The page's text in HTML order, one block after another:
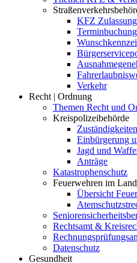
KFZ
Terminbuchung
Verkehr
Recht | Ordnung
Themen Recht und
Kreispolizeibehörde
Zuständigkeiten
Einbürgerung
Jagd und
Anträge
Katastrophenschutz
Feuerwehren im
Übersicht
Rechtsamt &
Datenschutz
Gesundheit